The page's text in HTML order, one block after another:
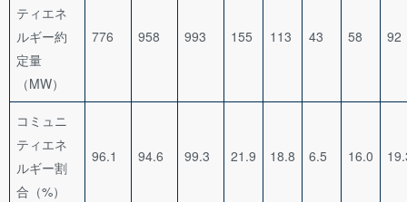
ティエネ
ルギー約
定量
（MW）
776 958 993 155 113 43 58 92
コミュニ
ティエネ
ルギー割
合（%）
96.1 94.6 99.3 21.9 18.8 6.5 16.0